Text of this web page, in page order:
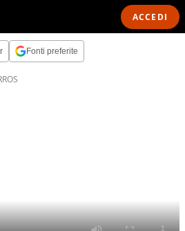
ACCEDI
Fonti preferite